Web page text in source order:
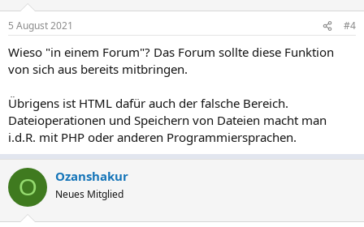
5 August 2021 #4
Wieso "in einem Forum"? Das Forum sollte diese Funktion
von sich aus bereits mitbringen.
Übrigens ist HTML dafür auch der falsche Bereich.
Dateioperationen und Speichern von Dateien macht man
i.d.R. mit PHP oder anderen Programmiersprachen.
O Ozanshakur
Neues Mitglied